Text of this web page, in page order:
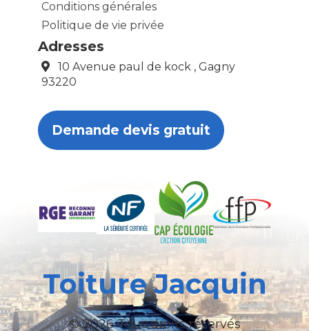
Conditions générales
Politique de vie privée
Adresses
10 Avenue paul de kock , Gagny
93220
Demande devis gratuit
Toiture Jacquin
© 2026 Tous droits réservés